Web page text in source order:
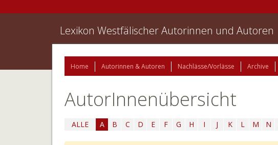
Lexikon Westfälischer Autorinnen und Autoren
Home Autorinnen & Autoren Nachlässe/Vorlässe Archive
AutorInnenübersicht
ALLE A B C D E F G H I J K L M N